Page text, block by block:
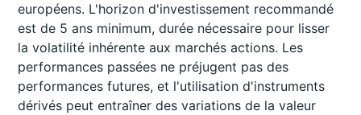
européens. L'horizon d'investissement recommandé
est de 5 ans minimum, durée nécessaire pour lisser
la volatilité inhérente aux marchés actions. Les
performances passées ne préjugent pas des
performances futures, et l'utilisation d'instruments
dérivés peut entraîner des variations de la valeur